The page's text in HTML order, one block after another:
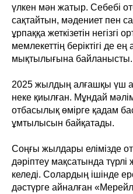
үлкен мән жатыр. Себебі
сақтайтын, мәдениет пен
ұрпаққа жеткізетін
мемлекеттің беріктігі де
мықтылығына байланысты.
2025 жылдың алғашқы үш
неке қиылған. Мұндай
отбасылық өмірге қадам
ұмтылысын байқатады.
Соңғы жылдары елімізде
дәріптеу мақсатында
келеді. Солардың ішінде
дәстүрге айналған